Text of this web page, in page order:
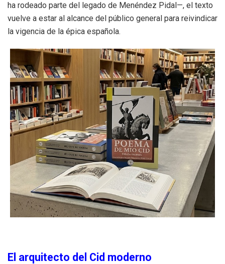
ha rodeado parte del legado de Menéndez Pidal—, el texto
vuelve a estar al alcance del público general para reivindicar
la vigencia de la épica española.
El arquitecto del Cid moderno